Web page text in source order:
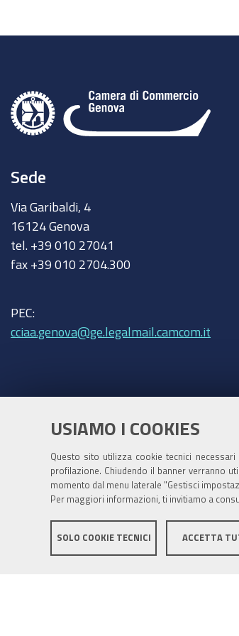
USIAMO I COOKIES
Questo sito utilizza cookie tecnici
profilazione. Chiudendo il banner verranno
momento dal menu laterale "Gestisci
Per maggiori informazioni, ti invitiamo a
SOLO COOKIE TECNICI ACCETTA
Sede
Via Garibaldi, 4
16124 Genova
tel. +39 010 27041
fax +39 010 2704.300
PEC:
cciaa.genova@ge.legalmail.camcom.it
Trasparenza